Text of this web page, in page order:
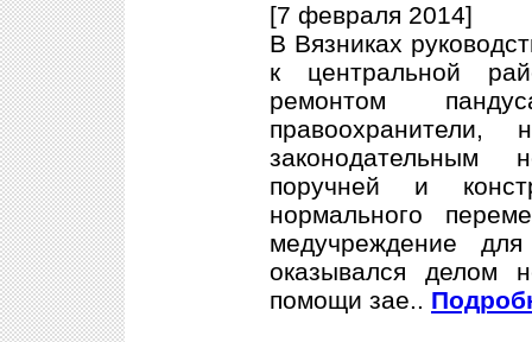
[7 февраля 2014]
В Вязниках
к центральной
ремонтом
правоохранители,
законодательным
поручней и
нормального
медучреждение
оказывался делом
помощи зае..